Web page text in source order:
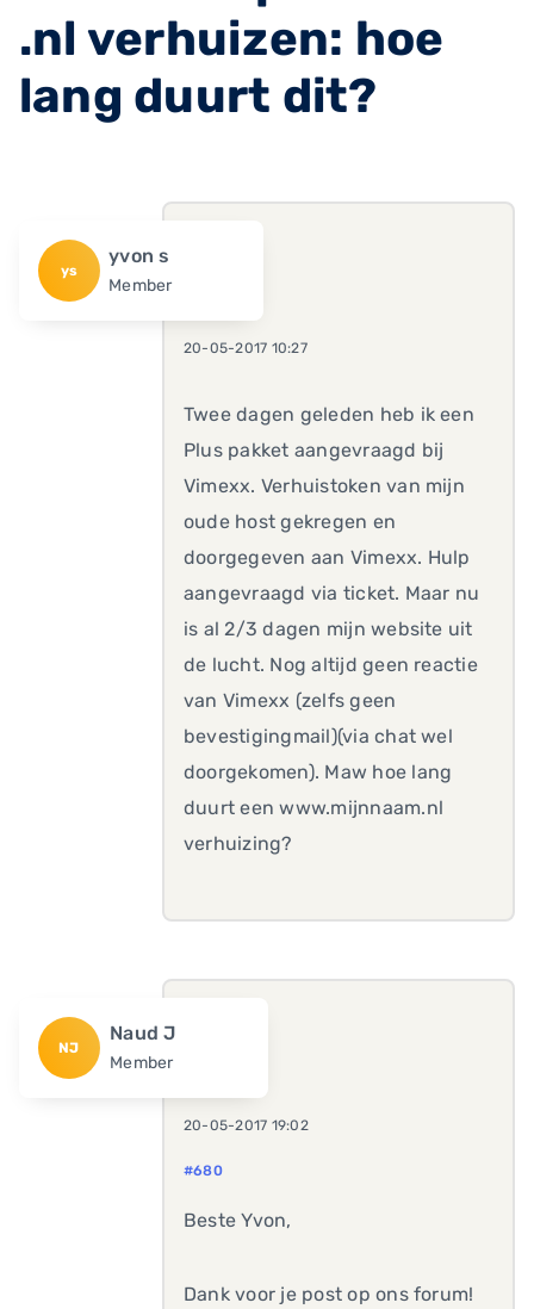
.nl verhuizen: hoe
lang duurt dit?
ys
yvon s
Member
20-05-2017 10:27
Twee dagen geleden heb ik een
Plus pakket aangevraagd bij
Vimexx. Verhuistoken van mijn
oude host gekregen en
doorgegeven aan Vimexx. Hulp
aangevraagd via ticket. Maar nu
is al 2/3 dagen mijn website uit
de lucht. Nog altijd geen reactie
van Vimexx (zelfs geen
bevestigingmail)(via chat wel
doorgekomen). Maw hoe lang
duurt een www.mijnnaam.nl
verhuizing?
NJ
Naud J
Member
20-05-2017 19:02
#680
Beste Yvon,
Dank voor je post op ons forum!